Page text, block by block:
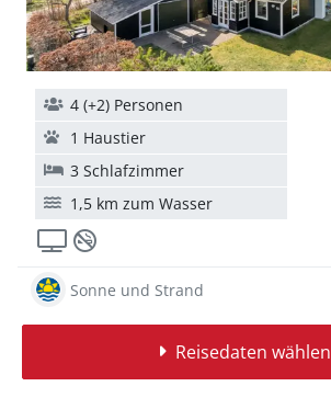
4 (+2) Personen
1 Haustier
3 Schlafzimmer
1,5 km zum Wasser
Sonne und Strand
Reisedaten wählen